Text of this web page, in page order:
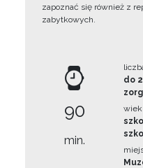
zapoznać się również z
zabytkowych.
90
min.
do